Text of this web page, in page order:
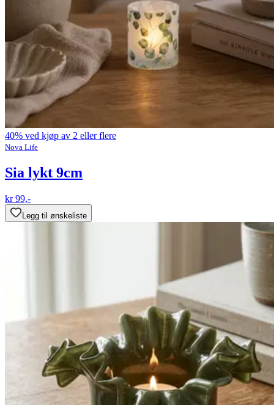
40% ved kjøp av 2 eller flere
Nova Life
Sia lykt 9cm
kr 99,-
Legg til ønskeliste